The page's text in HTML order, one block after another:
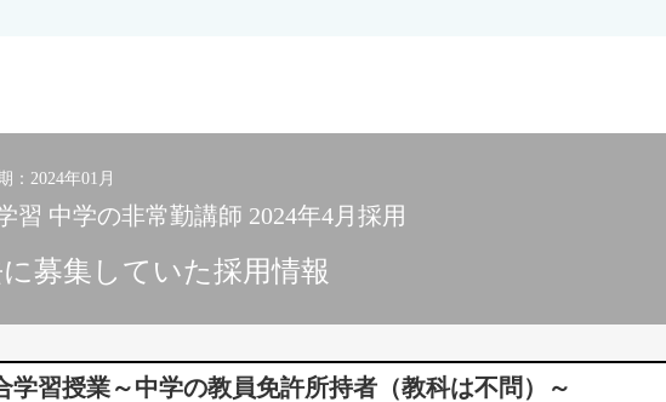
保健体育教員
音楽教員
美術教員
実習助手
部活動指導員
：2024年01月
習 中学の非常勤講師 2024年4月採用
募集していた採用情報
学習授業～中学の教員免許所持者（教科は不問）～